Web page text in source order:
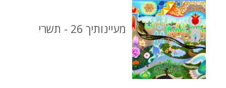
מעיינותיך 26 - תשרי